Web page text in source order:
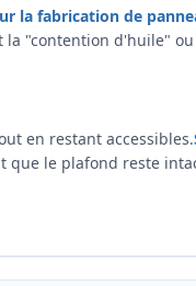
la fabrication de
"contention d'huile"
en restant accessibles.
que le plafond reste